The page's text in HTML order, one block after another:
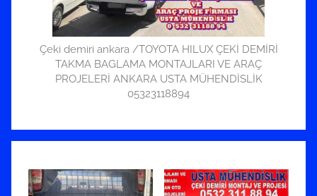
Çeki demiri ankara /TOYOTA HILUX ÇEKİ DEMİRİ
TAKMA BAGLAMA MONTAJLARI VE ARAÇ
PROJELERİ ANKARA USTA MÜHENDİSLİK
05323118894